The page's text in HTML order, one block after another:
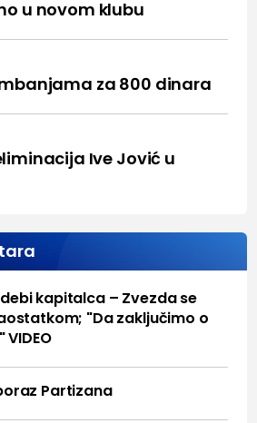
u novom klubu
za 800 dinara
Ive Jović u
kapitalca – Zvezda se
"Da zaključimo o
VIDEO
Partizana